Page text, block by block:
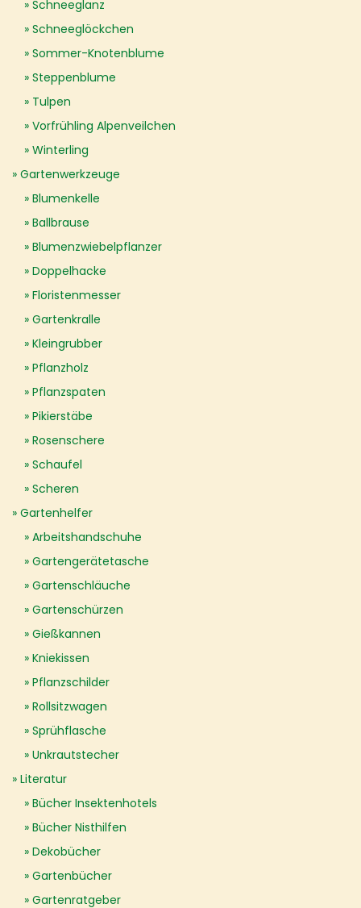
Schneeglanz
Schneeglöckchen
Sommer-Knotenblume
Steppenblume
Tulpen
Vorfrühling Alpenveilchen
Winterling
Gartenwerkzeuge
Blumenkelle
Ballbrause
Blumenzwiebelpflanzer
Doppelhacke
Floristenmesser
Gartenkralle
Kleingrubber
Pflanzholz
Pflanzspaten
Pikierstäbe
Rosenschere
Schaufel
Scheren
Gartenhelfer
Arbeitshandschuhe
Gartengerätetasche
Gartenschläuche
Gartenschürzen
Gießkannen
Kniekissen
Pflanzschilder
Rollsitzwagen
Sprühflasche
Unkrautstecher
Literatur
Bücher Insektenhotels
Bücher Nisthilfen
Dekobücher
Gartenbücher
Gartenratgeber